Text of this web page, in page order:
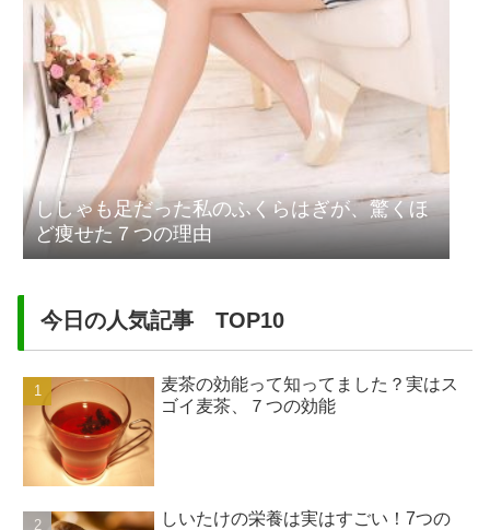
ししゃも足だった私のふくらはぎが、驚くほ
ど痩せた７つの理由
今日の人気記事 TOP10
麦茶の効能って知ってました？実はス
ゴイ麦茶、７つの効能
しいたけの栄養は実はすごい！7つの